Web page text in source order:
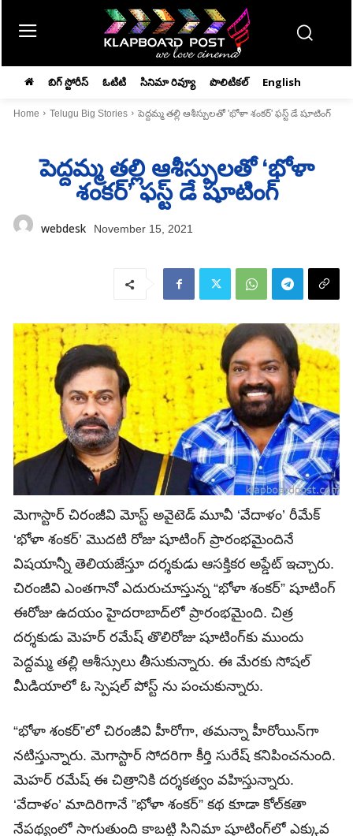
బిగ్ స్టోరీస్ ఓటిటి సినిమా రివ్యూ పొలిటికల్ English
Home Telugu Big Stories పెద్దమ్మ తల్లి ఆశీస్పులతో 'భోళా శంకర్‌' ఫస్ట్ డే షూటింగ్
పెద్దమ్మ తల్లి ఆశీస్పులతో ‘భోళా
శంకర్‌’ ఫస్ట్ డే షూటింగ్
webdesk November 15, 2021
మెగాస్టార్ చిరంజీవి మోస్ట్ అవైటెడ్ మూవీ ‘వేదాళం’ రీమేక్
‘భోళా శంకర్’ మొదటి రోజు షూటింగ్ ప్రారంభమైందినే
విషయాన్నీ తెలియజేస్తూ దర్శకుడు ఆసక్తికర అప్డేట్ ఇచ్చారు.
చిరంజీవి ఎంతగానో ఎదురుచూస్తున్న “భోళా శంకర్” షూటింగ్
ఈరోజు ఉదయం హైదరాబాద్‌లో ప్రారంభమైంది. చిత్ర
దర్శకుడు మెహర్ రమేష్ తొలిరోజు షూటింగ్‌కు ముందు
పెద్దమ్మ తల్లి ఆశీస్సులు తీసుకున్నారు. ఈ మేరకు సోషల్
మీడియాలో ఓ స్పెషల్ పోస్ట్ ను పంచుకున్నారు.
“భోళా శంకర్‌”లో చిరంజీవి హీరోగా, తమన్నా హీరోయిన్‌గా
నటిస్తున్నారు. మెగాస్టార్ సోదరిగా కీర్తి సురేష్ కనిపించనుంది.
మెహర్ రమేష్ ఈ చిత్రానికి దర్శకత్వం వహిస్తున్నారు.
‘వేదాళం’ మాదిరిగానే ”భోళా శంకర్” కథ కూడా కోల్‌కతా
నేపథ్యంలో సాగుతుంది కాబట్టి సినిమా షూటింగ్‌లో ఎక్కువ